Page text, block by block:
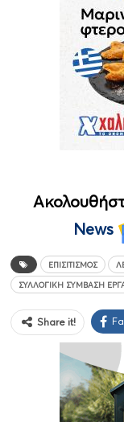
News
ΕΠΙΣΙΤΙΣΜΌΣ
ΣΥΛΛΟΓΙΚΉ ΣΎΜΒΑΣΗ
Share it!